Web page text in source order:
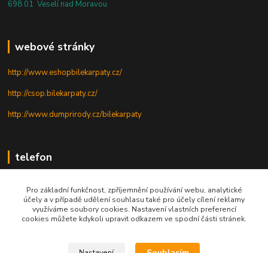
698 01 Veselí nad Moravou
webové stránky
http://www.eshopbilekarpaty.cz/
http://csop.bilekarpaty.cz/
http://www.dumprirody.cz/bilekarpaty
telefon
+420 727 880 789
PO - PÁ: 9 - 17
Pro základní funkčnost, zpříjemnění používání webu, analytické
účely a v případě udělení souhlasu také pro účely cílení reklamy
využíváme soubory cookies. Nastavení vlastních preferencí
cookies můžete kdykoli upravit odkazem ve spodní části stránek.